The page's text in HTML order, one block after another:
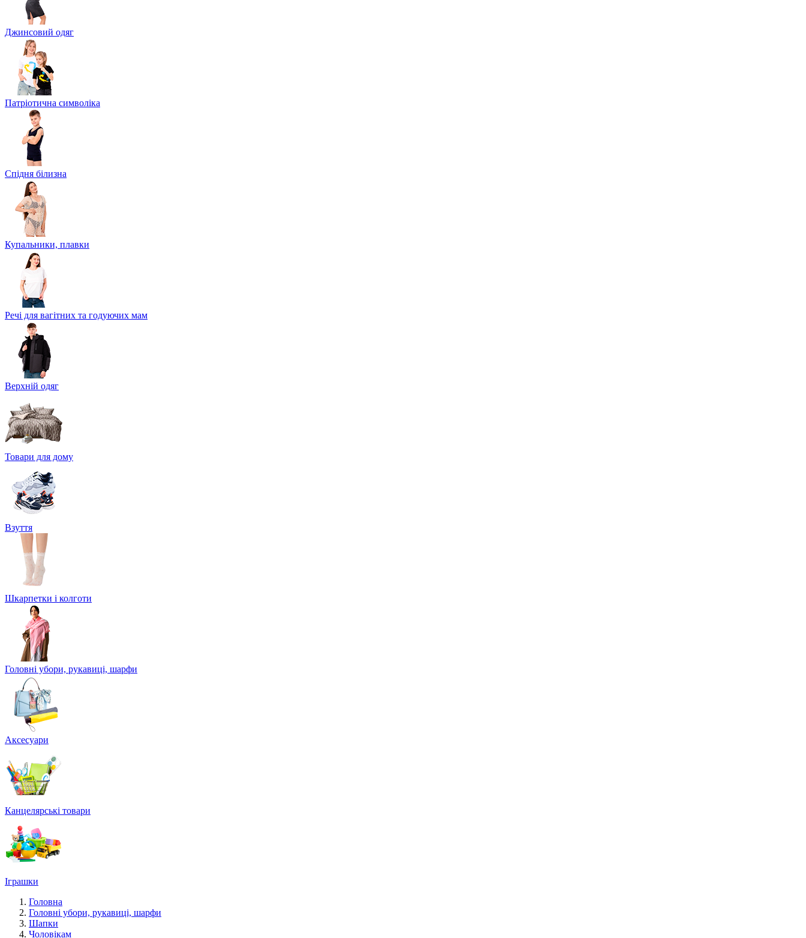
Джинсовий одяг
Патріотична символіка
Спідня білизна
Купальники, плавки
Речі для вагітних та годуючих мам
Верхній одяг
Товари для дому
Взуття
Шкарпетки і колготи
Головні убори, рукавиці, шарфи
Аксесуари
Канцелярські товари
Іграшки
Головна
Головні убори, рукавиці, шарфи
Шапки
Чоловікам